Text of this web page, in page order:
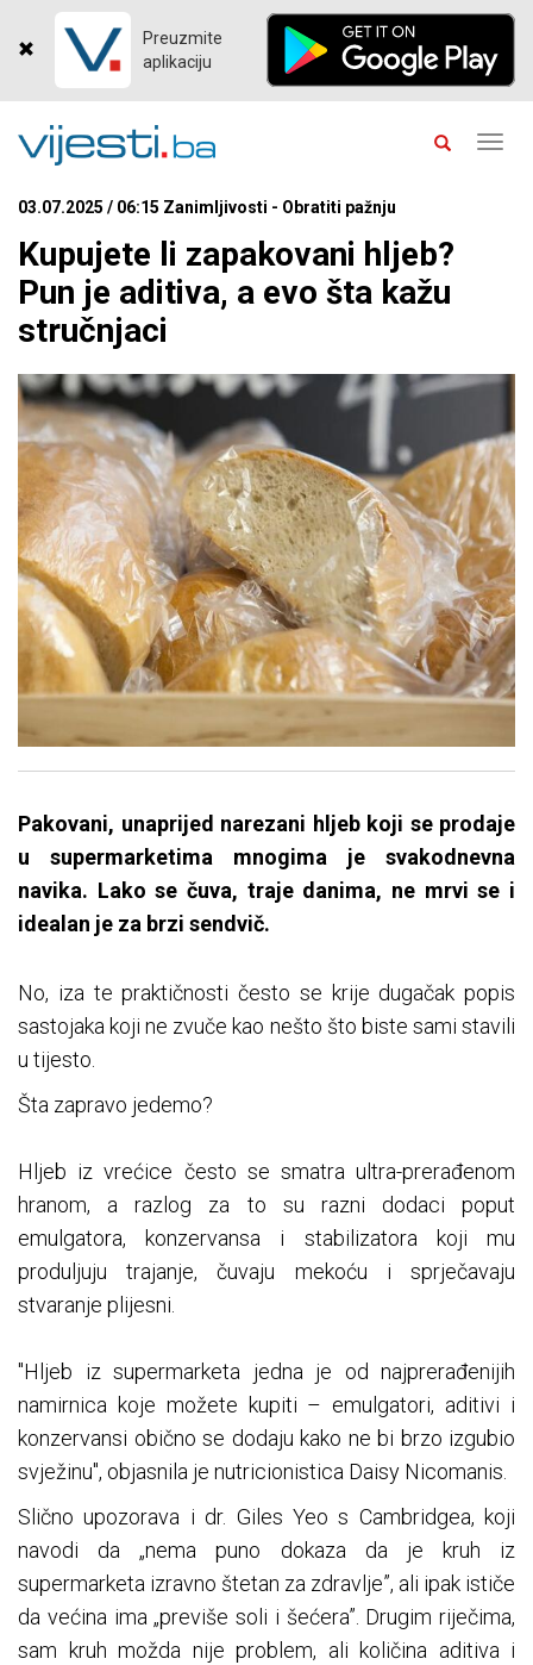
Preuzmite
aplikaciju
03.07.2025 / 06:15 Zanimljivosti - Obratiti pažnju
Kupujete li zapakovani hljeb?
Pun je aditiva, a evo šta kažu
stručnjaci
Pakovani, unaprijed narezani hljeb koji se prodaje
u supermarketima mnogima je svakodnevna
navika. Lako se čuva, traje danima, ne mrvi se i
idealan je za brzi sendvič.
No, iza te praktičnosti često se krije dugačak popis
sastojaka koji ne zvuče kao nešto što biste sami stavili
u tijesto.
Šta zapravo jedemo?
Hljeb iz vrećice često se smatra ultra-prerađenom
hranom, a razlog za to su razni dodaci poput
emulgatora, konzervansa i stabilizatora koji mu
produljuju trajanje, čuvaju mekoću i sprječavaju
stvaranje plijesni.
"Hljeb iz supermarketa jedna je od najprerađenijih
namirnica koje možete kupiti – emulgatori, aditivi i
konzervansi obično se dodaju kako ne bi brzo izgubio
svježinu", objasnila je nutricionistica Daisy Nicomanis.
Slično upozorava i dr. Giles Yeo s Cambridgea, koji
navodi da „nema puno dokaza da je kruh iz
supermarketa izravno štetan za zdravlje”, ali ipak ističe
da većina ima „previše soli i šećera”. Drugim riječima,
sam kruh možda nije problem, ali količina aditiva i